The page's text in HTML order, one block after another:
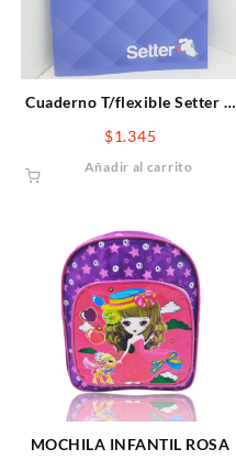
Cuaderno T/flexible Setter X
48 Cuadriculado
$1.345
Añadir al carrito
MOCHILA INFANTIL ROSA